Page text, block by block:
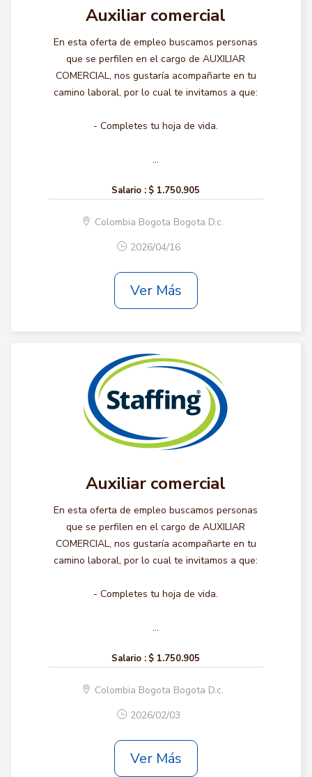
Auxiliar comercial
En esta oferta de empleo buscamos personas
que se perfilen en el cargo de AUXILIAR
COMERCIAL, nos gustaría acompañarte en tu
camino laboral, por lo cual te invitamos a que:
- Completes tu hoja de vida.
...
Salario : $ 1.750.905
Colombia Bogota Bogota D.c.
2026/04/16
Ver Más
Auxiliar comercial
En esta oferta de empleo buscamos personas
que se perfilen en el cargo de AUXILIAR
COMERCIAL, nos gustaría acompañarte en tu
camino laboral, por lo cual te invitamos a que:
- Completes tu hoja de vida.
...
Salario : $ 1.750.905
Colombia Bogota Bogota D.c.
2026/02/03
Ver Más